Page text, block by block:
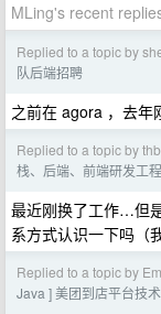
MLing's recent
Replied to a topic by
队后端招聘
之前在 agora ，去年
Replied to a topic by
栈、后端、前端研发工
最近刚换了工作…但
系方式认识一下吗（
Replied to a topic by
Java ] 美团到店平台技